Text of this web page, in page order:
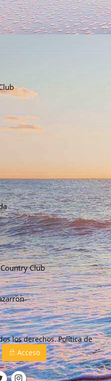
Club
los derechos.Política de
Acceso